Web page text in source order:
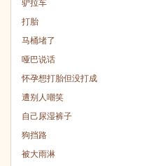
驴拉车
打胎
马桶堵了
哑巴说话
怀孕想打胎但没打成
遭别人嘲笑
自己尿湿裤子
狗挡路
被大雨淋